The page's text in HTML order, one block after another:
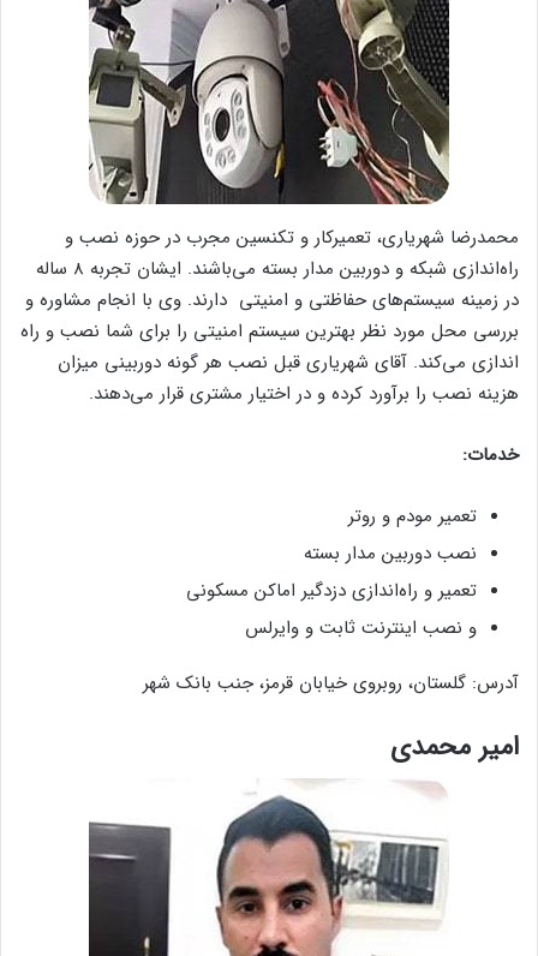
محمدرضا شهریاری، تعمیرکار و تکنسین مجرب در حوزه نصب و
راه‌اندازی شبکه و دوربین مدار بسته می‌باشند. ایشان تجربه 8 ساله
در زمینه سیستم‌های حفاظتی و امنیتی دارند. وی با انجام مشاوره و
بررسی محل مورد نظر بهترین سیستم امنیتی را برای شما نصب و راه
اندازی می‌کند. آقای شهریاری قبل نصب هر گونه دوربینی میزان
هزینه نصب را برآورد کرده و در اختیار مشتری قرار می‌دهند.
خدمات:
تعمیر مودم و روتر
نصب دوربین مدار بسته
تعمیر و راه‌اندازی دزدگیر اماکن مسکونی
و نصب اینترنت ثابت و وایرلس
آدرس: گلستان، روبروی خیابان قرمز، جنب بانک شهر
امیر محمدی